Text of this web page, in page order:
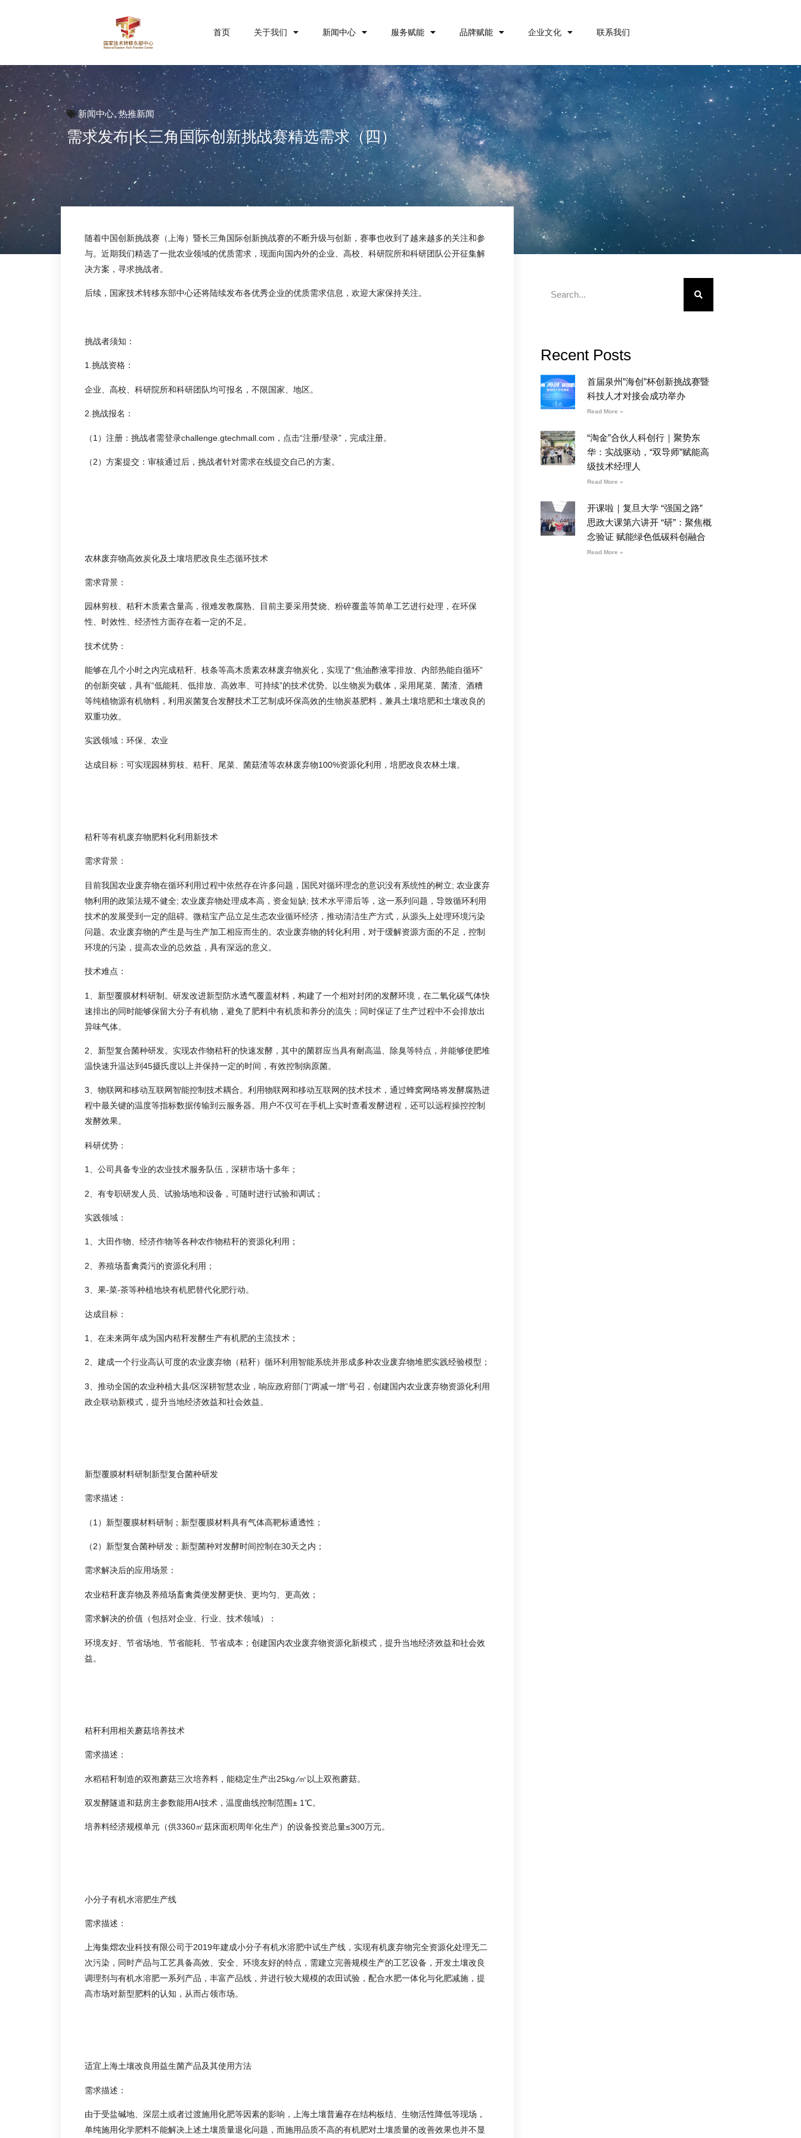
首页 关于我们 新闻中心 服务赋能 品牌赋能 企业文化 联系我们
新闻中心,热推新闻
需求发布|长三角国际创新挑战赛精选需求（四）
随着中国创新挑战赛（上海）暨长三角国际创新挑战赛的不断升级与创新，赛事也收到了越来越多的关注和参
与。近期我们精选了一批农业领域的优质需求，现面向国内外的企业、高校、科研院所和科研团队公开征集解
决方案，寻求挑战者。
后续，国家技术转移东部中心还将陆续发布各优秀企业的优质需求信息，欢迎大家保持关注。
挑战者须知：
1.挑战资格：
企业、高校、科研院所和科研团队均可报名，不限国家、地区。
2. 挑战报名 ：
（1）注册：挑战者需登录challenge.gtechmall.com，点击“注册/登录”，完成注册。
（2）方案提交：审核通过后，挑战者针对需求在线提交自己的方案。
农林废弃物高效炭化及土壤培肥改良生态循环技术
需求背景：
园林剪枝、秸秆木质素含量高，很难发教腐熟、目前主要采用焚烧、粉碎覆盖等简单工艺进行处理，在环保
性、时效性、经济性方面存在着一定的不足。
技术优势：
能够在几个小时之内完成秸秆、枝条等高木质素农林废弃物炭化，实现了“焦油酢液零排放、内部热能自循环”
的创新突破，具有“低能耗、低排放、高效率、可持续”的技术优势。以生物炭为载体，采用尾菜、菌渣、酒糟
等纯植物源有机物料，利用炭菌复合发酵技术工艺制成环保高效的生物炭基肥料，兼具土壤培肥和土壤改良的
双重功效。
实践领域：环保、农业
达成目标：可实现园林剪枝、秸秆、尾菜、菌菇渣等农林废弃物100%资源化利用，培肥改良农林土壤。
秸秆等有机废弃物肥料化利用新技术
需求背景：
目前我国农业废弃物在循环利用过程中依然存在许多问题，国民对循环理念的意识没有系统性的树立; 农业废弃
物利用的政策法规不健全; 农业废弃物处理成本高，资金短缺; 技术水平滞后等，这一系列问题，导致循环利用
技术的发展受到一定的阻碍。微秸宝产品立足生态农业循环经济，推动清洁生产方式，从源头上处理环境污染
问题。农业废弃物的产生是与生产加工相应而生的。农业废弃物的转化利用，对于缓解资源方面的不足，控制
环境的污染，提高农业的总效益，具有深远的意义。
技术难点：
1、新型覆膜材料研制。研发改进新型防水透气覆盖材料，构建了一个相对封闭的发酵环境，在二氧化碳气体快
速排出的同时能够保留大分子有机物，避免了肥料中有机质和养分的流失；同时保证了生产过程中不会排放出
异味气体。
2、新型复合菌种研发。实现农作物秸秆的快速发酵，其中的菌群应当具有耐高温、除臭等特点，并能够使肥堆
温快速升温达到45摄氏度以上并保持一定的时间，有效控制病原菌。
3、物联网和移动互联网智能控制技术耦合。利用物联网和移动互联网的技术技术，通过蜂窝网络将发酵腐熟进
程中最关键的温度等指标数据传输到云服务器。用户不仅可在手机上实时查看发酵进程，还可以远程操控控制
发酵效果。
科研优势：
1、公司具备专业的农业技术服务队伍，深耕市场十多年；
2、有专职研发人员、试验场地和设备，可随时进行试验和调试；
实践领域：
1、大田作物、经济作物等各种农作物秸秆的资源化利用；
2、养殖场畜禽粪污的资源化利用；
3、果-菜-茶等种植地块有机肥替代化肥行动。
达成目标：
1、在未来两年成为国内秸秆发酵生产有机肥的主流技术；
2、建成一个行业高认可度的农业废弃物（秸秆）循环利用智能系统并形成多种农业废弃物堆肥实践经验模型；
3、推动全国的农业种植大县/区深耕智慧农业，响应政府部门“两减一增”号召，创建国内农业废弃物资源化利用
政企联动新模式，提升当地经济效益和社会效益。
新型覆膜材料研制新型复合菌种研发
需求描述：
（1）新型覆膜材料研制；新型覆膜材料具有气体高靶标通透性；
（2）新型复合菌种研发；新型菌种对发酵时间控制在30天之内；
需求解决后的应用场景：
农业秸秆废弃物及养殖场畜禽粪便发酵更快、更均匀、更高效；
需求解决的价值（包括对企业、行业、技术领域）：
环境友好、节省场地、节省能耗、节省成本；创建国内农业废弃物资源化新模式，提升当地经济效益和社会效
益。
秸秆利用相关蘑菇培养技术
需求描述：
水稻秸秆制造的双孢蘑菇三次培养料，能稳定生产出25kg ∕㎡以上双孢蘑菇。
双发酵隧道和菇房主参数能用AI技术，温度曲线控制范围± 1℃。
培养料经济规模单元（供3360㎡菇床面积周年化生产）的设备投资总量≤300万元。
小分子有机水溶肥生产线
需求描述：
上海集熠农业科技有限公司于2019年建成小分子有机水溶肥中试生产线，实现有机废弃物完全资源化处理无二
次污染，同时产品与工艺具备高效、安全、环境友好的特点，需建立完善规模生产的工艺设备，开发土壤改良
调理剂与有机水溶肥一系列产品，丰富产品线，并进行较大规模的农田试验，配合水肥一体化与化肥减施，提
高市场对新型肥料的认知，从而占领市场。
适宜上海土壤改良用益生菌产品及其使用方法
需求描述：
由于受盐碱地、深层土或者过渡施用化肥等因素的影响，上海土壤普遍存在结构板结、生物活性降低等现场，
单纯施用化学肥料不能解决上述土壤质量退化问题，而施用品质不高的有机肥对土壤质量的改善效果也并不显
Recent Posts
首届泉州”海创”杯创新挑战赛暨
科技人才对接会成功举办
Read More »
“淘金”合伙人科创行｜聚势东
华：实战驱动，“双导师”赋能高
级技术经理人
Read More »
开课啦｜复旦大学 “强国之路”
思政大课第六讲开 “研”：聚焦概
念验证 赋能绿色低碳科创融合
Read More »